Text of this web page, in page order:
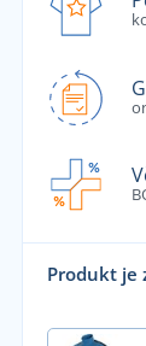
Produkt je